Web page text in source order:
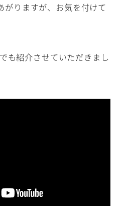
がりますが、お気を付けて
も紹介させていただきまし